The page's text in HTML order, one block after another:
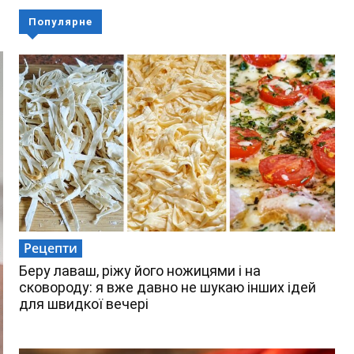
Популярне
Рецепти
Беру лаваш, ріжу його ножицями і на
сковороду: я вже давно не шукаю інших ідей
для швидкої вечері